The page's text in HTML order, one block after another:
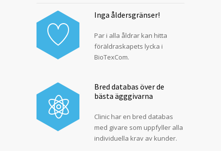
Inga åldersgränser!
Par i alla åldrar kan hitta
föräldraskapets lycka i
BioTexCom.
Bred databas över de
bästa ägggivarna
Clinic har en bred databas
med givare som uppfyller alla
individuella krav av kunder.